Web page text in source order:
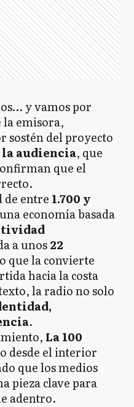
y vamos por
la emisora,
sostén del proyecto
la audiencia, que
que el
de entre 1.700 y
economía basada
a unos22
que la convierte
hacia la costa
la radio no solo
.
La 100
desde el interior
que los medios
pieza clave para
adentro.